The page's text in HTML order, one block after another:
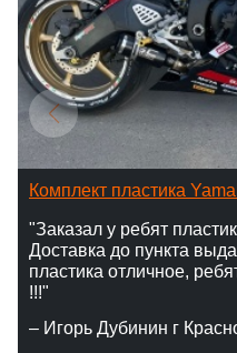
Комплект пластика
"Заказал у ребят
Доставка до пункта
пластика отличное,
!!!"
– Игорь Дубинин г